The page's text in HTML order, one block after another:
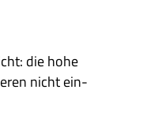
die hohe
nicht ein­